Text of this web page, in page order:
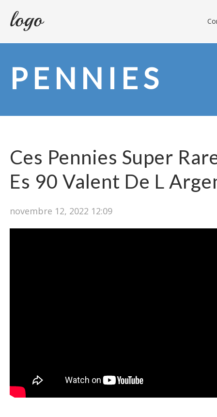
PENNIES
Ces Pennies Super
Es 90 Valent De L
novembre 12, 2022 12:09